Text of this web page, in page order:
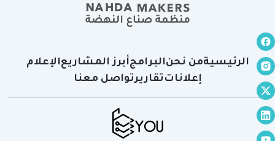
الرئيسيةمن نحنالبرامجأبرز المشاريعالإعلام
إعلانات تقاريرتواصل معنا